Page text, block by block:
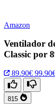
Amazon
Ventilador
Classic por
89.90€
815